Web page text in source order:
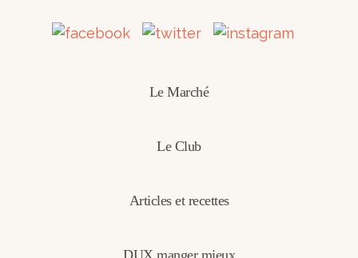
Le Marché
Le Club
Articles et recettes
DUX manger mieux